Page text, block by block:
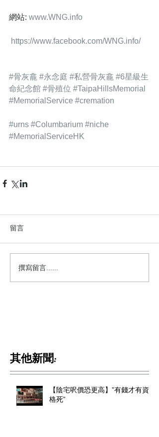
網站: www.WNG.info
https://www.facebook.com/WNG.info/
#骨灰龕 #永念庭 #私營骨灰龕 #6星級生
命紀念館 #骨殖位 #TaipaHillsMemorial
#MemorialService #cremation
#urns #Columbarium #niche
#MemorialServiceHK
留言
撰寫留言......
其他新聞:
【陰宅呎價恐更高】”有錢才有資
格死”